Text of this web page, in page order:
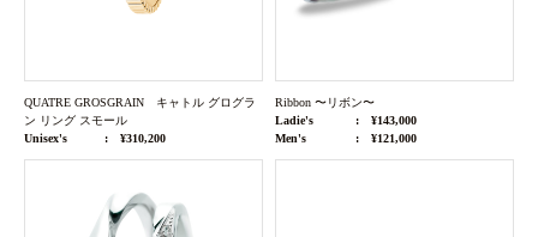
QUATRE GROSGRAIN キャトル グログラ
ン リング スモール
Unisex's
¥310,200
Ribbon 〜リボン〜
Ladie's
¥143,000
Men's
¥121,000